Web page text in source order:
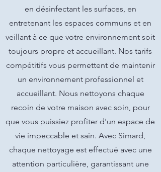
en désinfectant les surfaces, en
entretenant les espaces communs et en
veillant à ce que votre environnement soit
toujours propre et accueillant. Nos tarifs
compétitifs vous permettent de maintenir
un environnement professionnel et
accueillant. Nous nettoyons chaque
recoin de votre maison avec soin, pour
que vous puissiez profiter d'un espace de
vie impeccable et sain. Avec Simard,
chaque nettoyage est effectué avec une
attention particulière, garantissant une